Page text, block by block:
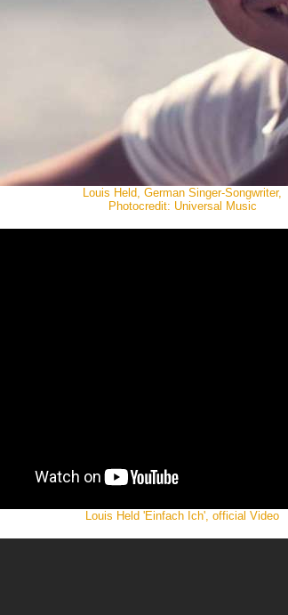
Louis Held, German Singer-Songwriter,
Photocredit: Universal Music
Louis Held 'Einfach Ich', official Video